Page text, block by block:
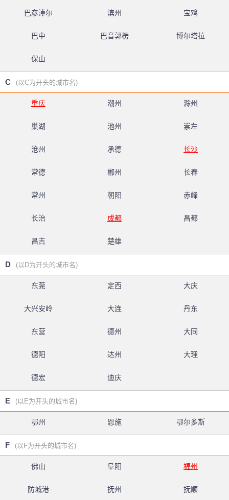
巴彦淖尔 滨州 宝鸡
巴中 巴音郭楞 博尔塔拉
保山
C (以C为开头的城市名)
重庆 潮州 滁州
巢湖 池州 崇左
沧州 承德 长沙
常德 郴州 长春
常州 朝阳 赤峰
长治 成都 昌都
昌吉 楚雄
D (以D为开头的城市名)
东莞 定西 大庆
大兴安岭 大连 丹东
东营 德州 大同
德阳 达州 大理
德宏 迪庆
E (以E为开头的城市名)
鄂州 恩施 鄂尔多斯
F (以F为开头的城市名)
佛山 阜阳 福州
防城港 抚州 抚顺